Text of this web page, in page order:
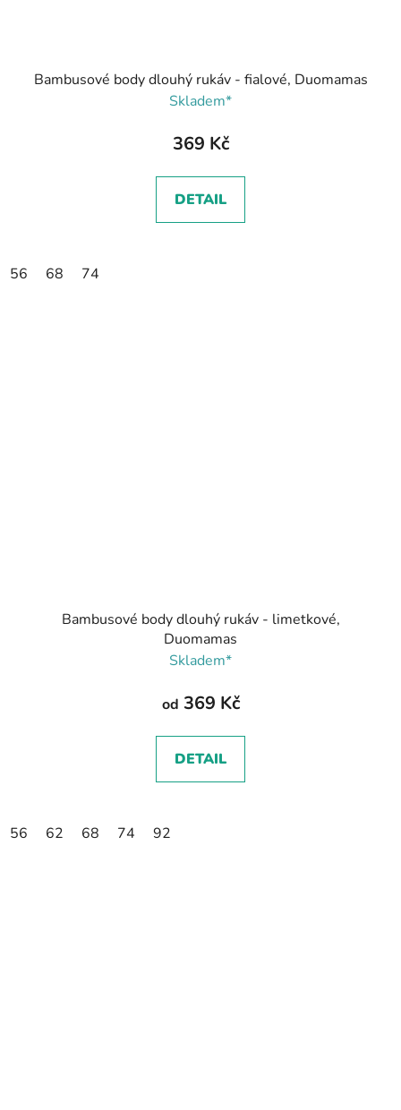
Bambusové body dlouhý rukáv - fialové, Duomamas
Skladem*
369 Kč
DETAIL
56 68 74
Bambusové body dlouhý rukáv - limetkové,
Duomamas
Skladem*
od 369 Kč
DETAIL
56 62 68 74 92